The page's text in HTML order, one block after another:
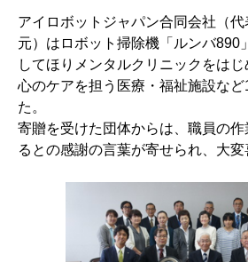
アイロボットジャパン合同会社（
元）はロボット掃除機「ルンバ890
してほりメンタルクリニックをは
心のケアを担う医療・福祉施設な
た。
寄贈を受けた団体からは、職員の
るとの感謝の言葉が寄せられ、大変